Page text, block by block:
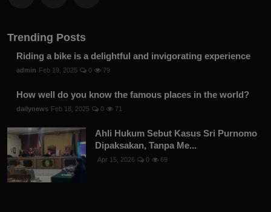
Trending Posts
Riding a bike is a delightful and invigorating experience
admin Feb 19, 2025 0 79
How well do you know the famous places in the world?
dailynews Feb 18, 2025 0 71
Ahli Hukum Sebut Kasus Sri Purnomo
Dipaksakan, Tanpa Me...
Apr 15, 2026 0 69